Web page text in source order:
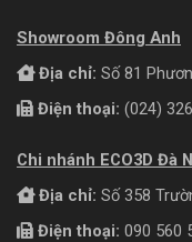
Showroom Đông Anh
Địa chỉ: Số 81
Điện thoại: (024)
Chi nhánh ECO3D Đà
Địa chỉ: Số 358
Điện thoại: 090 560